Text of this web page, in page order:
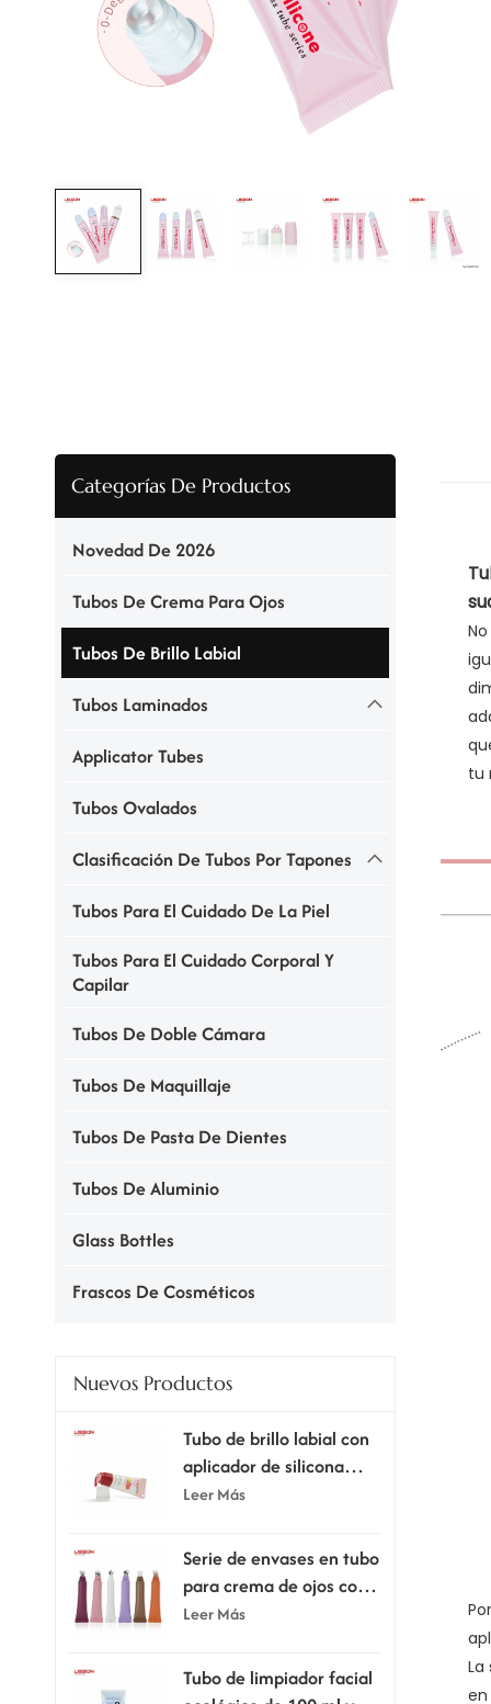
Categorías De Productos
Novedad De 2026
Tubos De Crema Para Ojos
Tubos De Brillo Labial
Tubos Laminados
Applicator Tubes
Tubos Ovalados
Clasificación De Tubos Por Tapones
Tubos Para El Cuidado De La Piel
Tubos Para El Cuidado Corporal Y
Capilar
Tubos De Doble Cámara
Tubos De Maquillaje
Tubos De Pasta De Dientes
Tubos De Aluminio
Glass Bottles
Frascos De Cosméticos
Nuevos Productos
Tubo de brillo labial con
aplicador de silicona
supersuave.
Leer Más
Serie de envases en tubo
para crema de ojos con
cabezal aplicador
Leer Más
Tubo de limpiador facial
tu